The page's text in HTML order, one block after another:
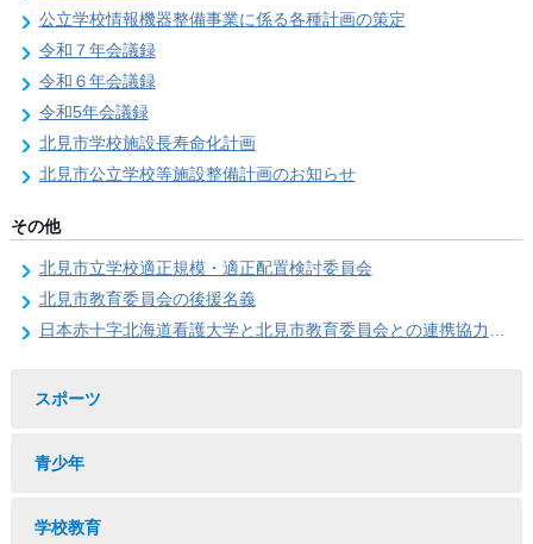
公立学校情報機器整備事業に係る各種計画の策定
令和７年会議録
令和６年会議録
令和5年会議録
北見市学校施設長寿命化計画
北見市公立学校等施設整備計画のお知らせ
その他
北見市立学校適正規模・適正配置検討委員会
北見市教育委員会の後援名義
日本赤十字北海道看護大学と北見市教育委員会との連携協力に関する協定の締結
スポーツ
青少年
学校教育